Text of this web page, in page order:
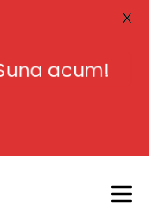
Suna acum!
X